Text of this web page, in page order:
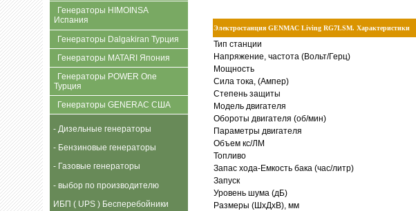
Электростанция GENMAC Living RG7LSM. Характеристики
Тип станции
Напряжение, частота (Вольт/Герц)
Мощность
Сила тока, (Ампер)
Степень защиты
Модель двигателя
Обороты двигателя (об/мин)
Параметры двигателя
Объем кс/ЛМ
Топливо
Запас хода-Емкость бака (час/литр)
Запуск
Уровень шума (дБ)
Размеры (ШхДхВ), мм
Генераторы HIMOINSA
Испания
Генераторы Dalgakiran Турция
Генераторы MATARI Япония
Генераторы POWER One
Турция
Генераторы GENERAC США
- Дизельные генераторы
- Бензиновые генераторы
- Газовые генераторы
- выбор по производителю
ИБП ( UPS ) Бесперебойники